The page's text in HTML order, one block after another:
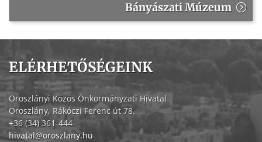
Bányászati Múzeum
ELÉRHETŐSÉGEINK
Oroszlányi Közös Önkormányzati Hivatal
Oroszlány, Rákóczi Ferenc út 78.
+36 (34) 361-444
hivatal@oroszlany.hu